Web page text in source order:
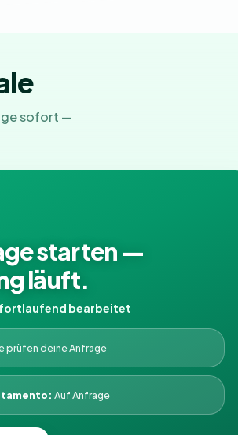
sofort —
starten —
läuft.
bearbeitet
prüfen deine Anfrage
Auf Anfrage